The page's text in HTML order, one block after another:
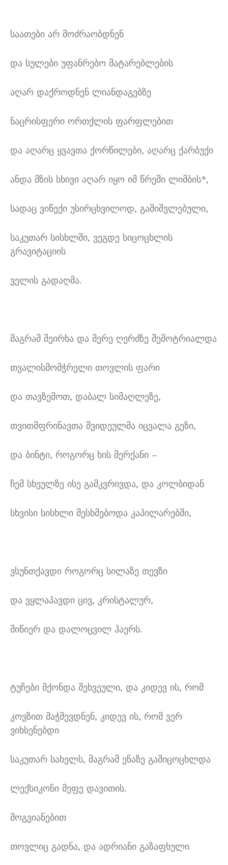
საათები არ მოძრაობდნენ
და სულები უფანრებო მატარებლების
აღარ დაქროდნენ ლიანდაგებზე
ნაცრისფერი ორთქლის ფარფლებით
და აღარც ყვავთა ქორწილები, აღარც ქარბუქი
ანდა მზის სხივი აღარ იყო იმ წრეში ლიმბის*,
სადაც ვიწექი უსირცხვილოდ, გაშიშვლებული,
საკუთარ სისხლში, ვეგდე სიცოცხლის
გრავიტაციის
ველის გადაღმა.
მაგრამ შეირხა და მერე ღერძზე შემოტრიალდა
თვალისმომჭრელი თოვლის ფარი
და თავზემოთ, დაბალ სიმაღლეზე,
თვითმფრინავთა შვიდეულმა იცვალა გეზი,
და ბინტი, როგორც ხის მერქანი –
ჩემ სხეულზე ისე გამკვრივდა, და კოლბიდან
სხვისი სისხლი მესხმებოდა კაპილარებში,
ვსუნთქავდი როგორც სილაზე თევზი
და ვყლაპავდი ცივ, კრისტალურ,
მიწიერ და დალოცვილ ჰაერს.
ტუჩები მქონდა შეხვეული, და კიდევ ის, რომ
კოვზით მაჭმევდნენ, კიდევ ის, რომ ვერ
ვიხსენებდი
საკუთარ სახელს, მაგრამ ენაზე გამიცოცხლდა
ლექსიკონი მეფე დავითის.
მოგვიანებით
თოვლიც გადნა, და ადრიანი გაზაფხული